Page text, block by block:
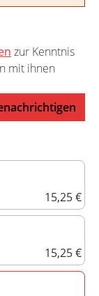
zur Kenntnis
mit ihnen
15,25 €
15,25 €